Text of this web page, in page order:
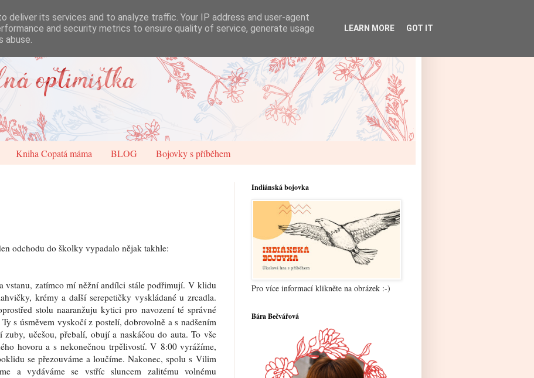
Kniha Copatá máma BLOG Bojovky s příběhem
odchodu do školky vypadalo nějak takhle:
vstanu, zatímco mí něžní andílci stále podřimují. V klidu
krémy a další serepetičky vyskládané u zrcadla.
stolu naaranžuju kytici pro navození té správné
s úsměvem vyskočí z postelí, dobrovolně a s nadšením
učešou, přebalí, obují a naskáčou do auta. To vše
hovoru a s nekonečnou trpělivostí. V 8:00 vyrážíme,
se přezouváme a loučíme. Nakonec, spolu s Vilim
a vydáváme se vstříc sluncem zalitému volnému
Indiánská bojovka
Pro více informací klikněte na obrázek :-)
Bára Bečvářová
deliver its services and to analyze traffic. Your IP address and user-agent
and security metrics to ensure quality of service, generate usage
abuse.
LEARN MORE GOT IT